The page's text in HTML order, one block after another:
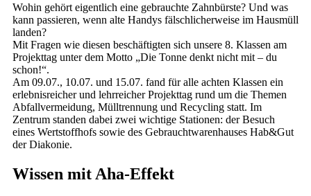
Wohin gehört eigentlich eine gebrauchte Zahnbürste? Und was
kann passieren, wenn alte Handys fälschlicherweise im Hausmüll
landen?
Mit Fragen wie diesen beschäftigten sich unsere 8. Klassen am
Projekttag unter dem Motto „Die Tonne denkt nicht mit – du
schon!“.
Am 09.07., 10.07. und 15.07. fand für alle achten Klassen ein
erlebnisreicher und lehrreicher Projekttag rund um die Themen
Abfallvermeidung, Mülltrennung und Recycling statt. Im
Zentrum standen dabei zwei wichtige Stationen: der Besuch
eines Wertstoffhofs sowie des Gebrauchtwarenhauses Hab&Gut
der Diakonie.
Wissen mit Aha-Effekt